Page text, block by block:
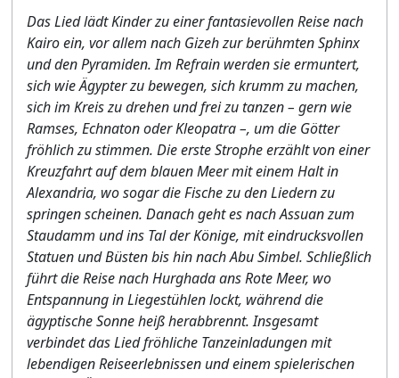
Das Lied lädt Kinder zu einer fantasievollen Reise nach
Kairo ein, vor allem nach Gizeh zur berühmten Sphinx
und den Pyramiden. Im Refrain werden sie ermuntert,
sich wie Ägypter zu bewegen, sich krumm zu machen,
sich im Kreis zu drehen und frei zu tanzen – gern wie
Ramses, Echnaton oder Kleopatra –, um die Götter
fröhlich zu stimmen. Die erste Strophe erzählt von einer
Kreuzfahrt auf dem blauen Meer mit einem Halt in
Alexandria, wo sogar die Fische zu den Liedern zu
springen scheinen. Danach geht es nach Assuan zum
Staudamm und ins Tal der Könige, mit eindrucksvollen
Statuen und Büsten bis hin nach Abu Simbel. Schließlich
führt die Reise nach Hurghada ans Rote Meer, wo
Entspannung in Liegestühlen lockt, während die
ägyptische Sonne heiß herabbrennt. Insgesamt
verbindet das Lied fröhliche Tanzeinladungen mit
lebendigen Reiseerlebnissen und einem spielerischen